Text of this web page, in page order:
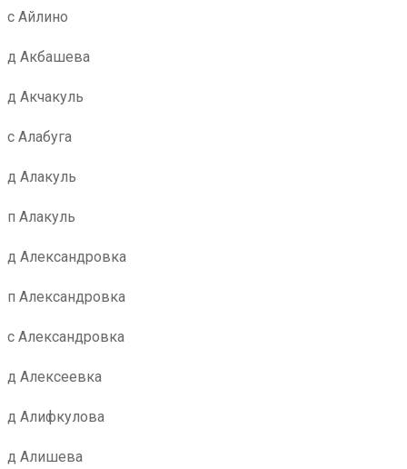
с Айлино
д Акбашева
д Акчакуль
с Алабуга
д Алакуль
п Алакуль
д Александровка
п Александровка
с Александровка
д Алексеевка
д Алифкулова
д Алишева